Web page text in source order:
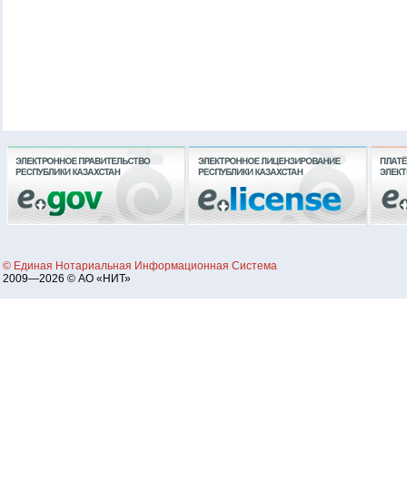
© Единая Нотариальная Информационная Система
2009—2026 © АО «НИТ»